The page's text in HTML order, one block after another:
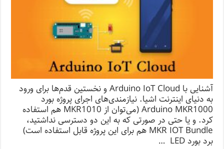
آشنایی با Arduino IoT Cloud و نخستین قدم‌ها برای ورود
به دنیای اینترنت اشیا. نیازمندی‌‌های اجرای پروژه بورد
Arduino MKR1000 (می‌توان از MKR1010 هم استفاده
کرد. و یا حتی در صورتی که به این دو دسترسی نداشتید،
MKR IOT Bundle هم برای این پروژه قابل استفاده است)
برد بورد LED …